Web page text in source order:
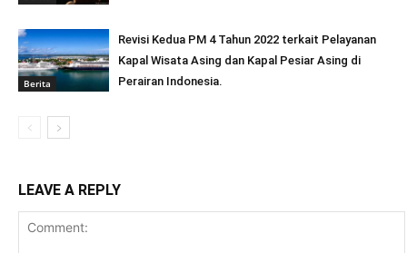
Berita
Revisi Kedua PM 4 Tahun 2022 terkait Pelayanan
Kapal Wisata Asing dan Kapal Pesiar Asing di
Perairan Indonesia.
LEAVE A REPLY